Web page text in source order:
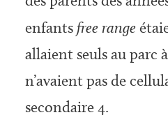
enfants free range
allaient seuls au parc
n’avaient pas de
secondaire 4.